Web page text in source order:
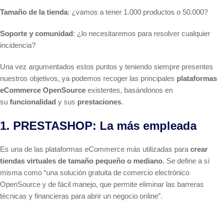
Tamaño de la tienda: ¿vamos a tener 1.000 productos o 50.000?
Soporte y comunidad: ¿lo necesitaremos para resolver cualquier
incidencia?
Una vez argumentados estos puntos y teniendo siempre presentes
nuestros objetivos, ya podemos recoger las principales plataformas
eCommerce OpenSource existentes, basándonos en
su funcionalidad y sus prestaciones.
1. PRESTASHOP: La más empleada
Es una de las plataformas eCommerce más utilizadas para crear
tiendas virtuales de tamaño pequeño o mediano. Se define a sí
misma como “una solución gratuita de comercio electrónico
OpenSource y de fácil manejo, que permite eliminar las barreras
técnicas y financieras para abrir un negocio online”.